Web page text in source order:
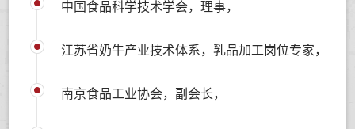
中国食品科学技术学会，理事，
江苏省奶牛产业技术体系，乳品加工岗位专家，
南京食品工业协会，副会长，